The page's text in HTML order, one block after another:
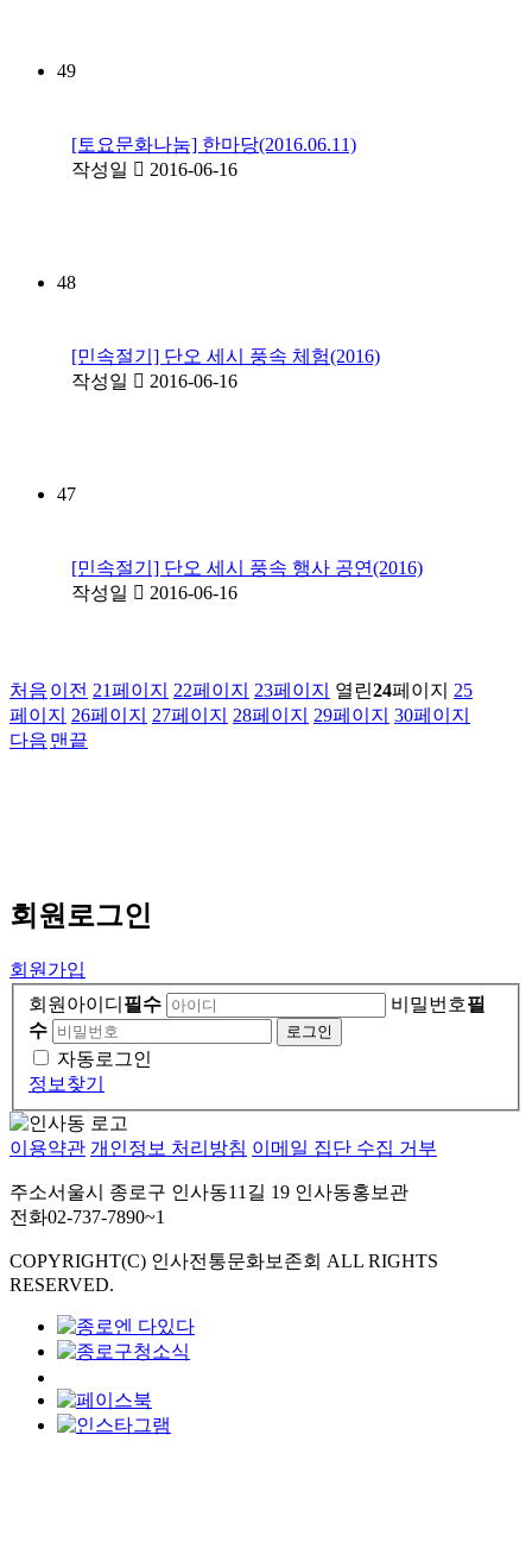
49
[토요문화나눔] 한마당(2016.06.11)
작성일
2016-06-16
48
[민속절기] 단오 세시 풍속 체험(2016)
작성일
2016-06-16
47
[민속절기] 단오 세시 풍속 행사 공연(2016)
작성일
2016-06-16
처음 이전 21페이지 22페이지 23페이지 열린24페이지
25
페이지
26페이지 27페이지 28페이지 29페이지 30페이지
다음 맨끝
회원 로그인
회원가입
회원아이디 필수 비밀번호필
수
자동로그인
정보찾기
이용약관 개인정보 처리방침 이메일 집단 수집 거부
주소서울시 종로구 인사동11길 19 인사동홍보관
전화02-737-7890~1
COPYRIGHT(C) 인사전통문화보존회 ALL RIGHTS
RESERVED.